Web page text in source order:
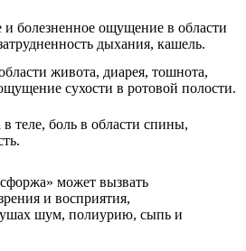
болезненное ощущение в области
дыхания, кашель.
живота, диарея, тошнота,
сухости в ротовой полости.
теле, боль в области спины,
может вызвать
и восприятия,
ушах шум, полиурию, сыпь и